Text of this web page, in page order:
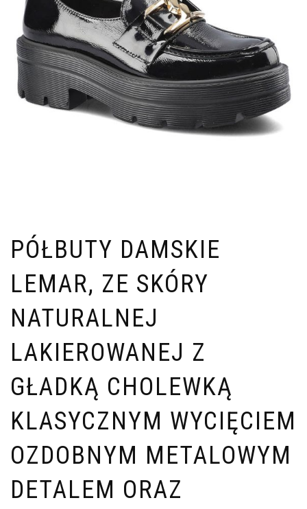
PÓŁBUTY DAMSKIE
LEMAR, ZE SKÓRY
NATURALNEJ
LAKIEROWANEJ Z
GŁADKĄ CHOLEWKĄ
KLASYCZNYM WYCIĘCIEM
OZDOBNYM METALOWYM
DETALEM ORAZ